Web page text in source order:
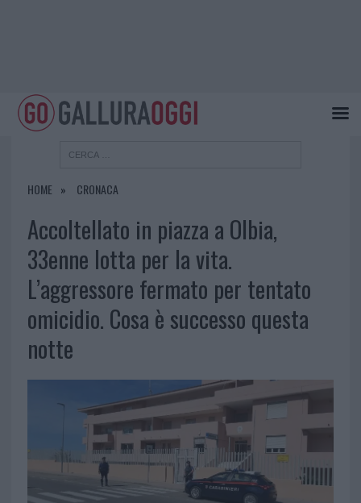
HOME CRONACA
Accoltellato in piazza a Olbia,
33enne lotta per la vita.
L’aggressore fermato per tentato
omicidio. Cosa è successo questa
notte